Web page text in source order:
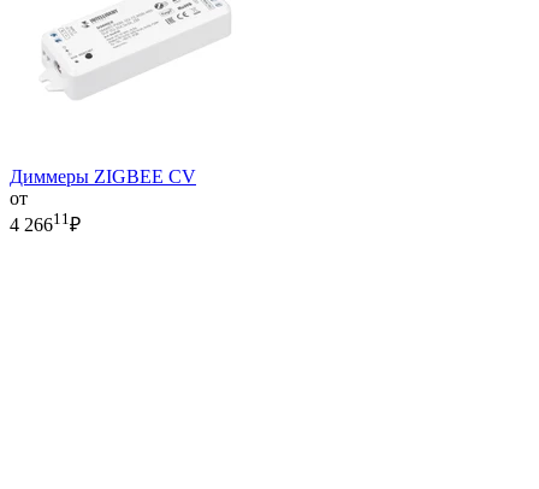
Диммеры ZIGBEE CV
от
4 26611 ₽